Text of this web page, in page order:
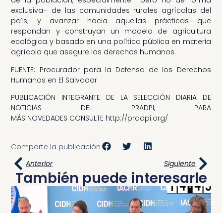
exclusiva– de las comunidades rurales agrícolas del
país; y avanzar hacia aquellas prácticas que
respondan y construyan un modelo de agricultura
ecológica y basado en una política pública en materia
agrícola que asegure los derechos humanos.
FUENTE: Procurador para la Defensa de los Derechos
Humanos en El Salvador
PUBLICACIÓN INTEGRANTE DE LA SELECCIÓN DIARIA DE
NOTICIAS DEL PRADPI, PARA
MÁS NOVEDADES CONSULTE http://pradpi.org/
Comparte la publicación
Anterior
Siguiente
También puede interesarle